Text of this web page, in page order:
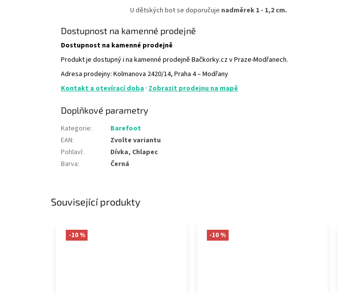
Související produkty
-10 % -10 %
U dětských bot se doporučuje nadměrek 1 - 1,2 cm.
Dostupnost na kamenné prodejně
Dostupnost na kamenné prodejně
Produkt je dostupný i na kamenné prodejně Bačkorky.cz v Praze-Modřanech.
Adresa prodejny: Kolmanova 2420/14, Praha 4 – Modřany
Kontakt a otevírací doba · Zobrazit prodejnu na mapě
Doplňkové parametry
Kategorie:
Barefoot
EAN:
Zvolte variantu
Pohlaví:
Dívka, Chlapec
Barva: Černá